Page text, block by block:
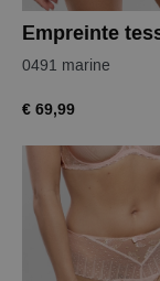
0491 marine
€ 69,99